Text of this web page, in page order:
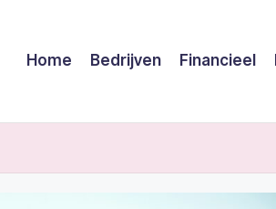
Home Bedrijven Financieel